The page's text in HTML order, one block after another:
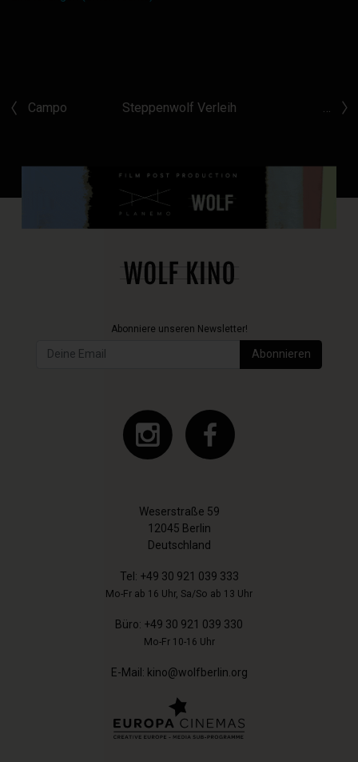
Campo Steppenwolf Verleih
Weserstraße 59
12045 Berlin
Deutschland
Tel: +49 30 921 039 333
Mo-Fr ab 16 Uhr, Sa/So ab 13 Uhr
Büro: +49 30 921 039 330
Mo-Fr 10-16 Uhr
E-Mail: kino@wolfberlin.org
Abonniere unseren Newsletter!
Abonnieren